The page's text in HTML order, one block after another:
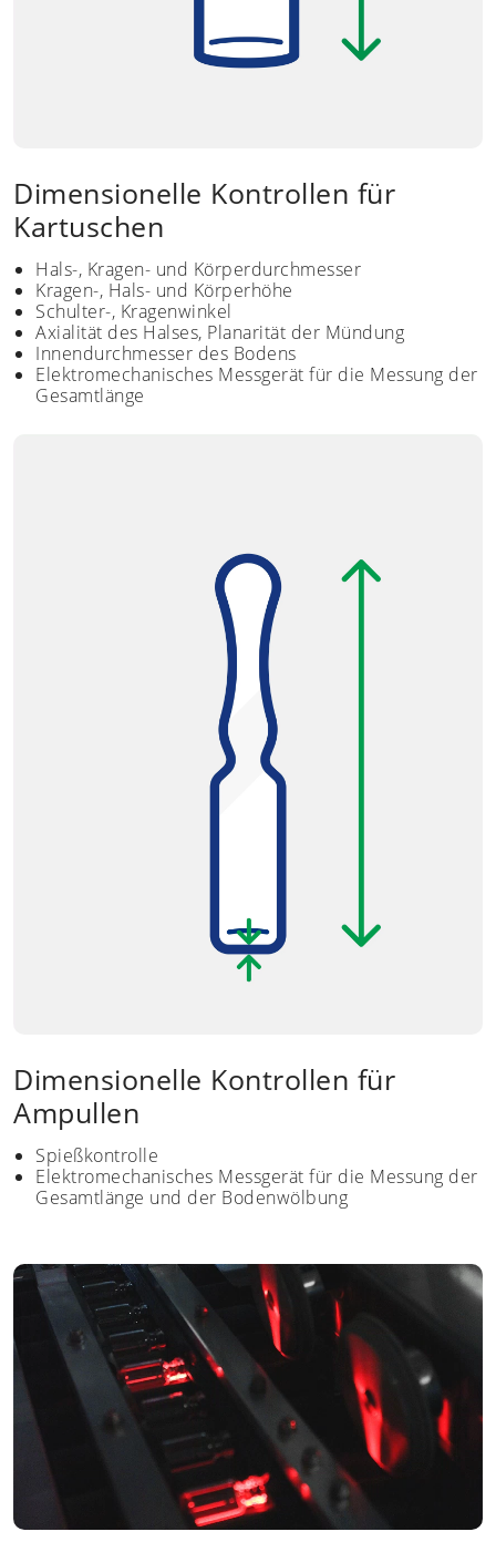
Dimensionelle Kontrollen für
Kartuschen
Hals-, Kragen- und Körperdurchmesser
Kragen-, Hals- und Körperhöhe
Schulter-, Kragenwinkel
Axialität des Halses, Planarität der Mündung
Innendurchmesser des Bodens
Elektromechanisches Messgerät für die Messung der
Gesamtlänge
Dimensionelle Kontrollen für
Ampullen
Spießkontrolle
Elektromechanisches Messgerät für die Messung der
Gesamtlänge und der Bodenwölbung